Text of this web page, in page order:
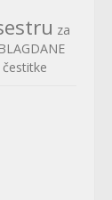
za
čestitke